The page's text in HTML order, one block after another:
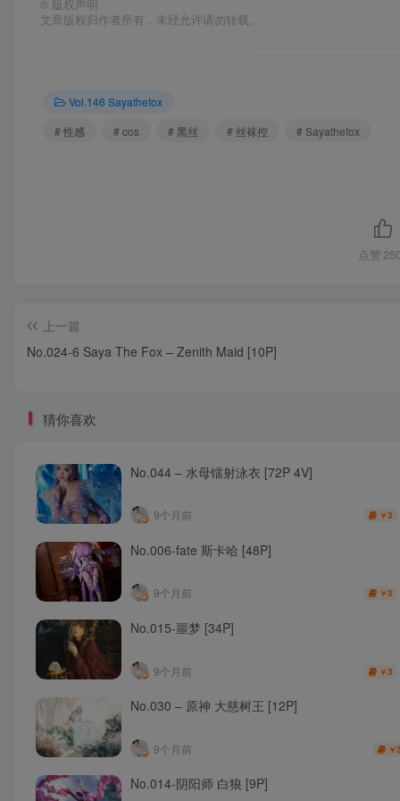
© 版权声明
文章版权归作者所有，未经允许请勿转载。
Vol.146 Sayathefox
# 性感
# cos # 黑丝 # 丝袜控 # Sayathefox
点赞
上一篇
No.024-6 Saya The Fox – Zenith Maid [10P]
猜你喜欢
No.044 – 水母镭射泳衣 [72P 4V]
9个月前 ￥3
No.006-fate 斯卡哈 [48P]
9个月前 ￥3
No.015-噩梦 [34P]
9个月前 ￥3
No.030 – 原神 大慈树王 [12P]
9个月前 ￥3
No.014-阴阳师 白狼 [9P]